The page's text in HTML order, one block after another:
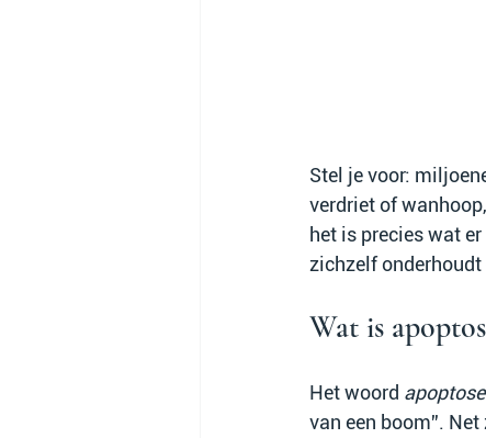
Stel je voor:
verdriet of
het is precies wat
zichzelf onderhoudt
Wat is
Het woord apoptose
van een boom”.